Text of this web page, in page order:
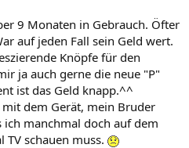
9 Monaten in Gebrauch. Öfter
auf jeden Fall sein Geld wert.
Knöpfe für den
ja auch gerne die neue "P"
ist das Geld knapp.^^
dem Gerät, mein Bruder
ich manchmal doch auf dem
TV schauen muss.